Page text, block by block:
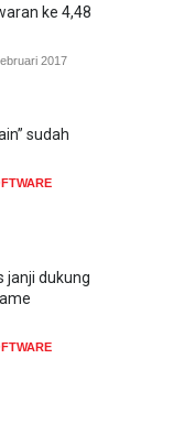
ke 4,48
2017
sudah
janji dukung